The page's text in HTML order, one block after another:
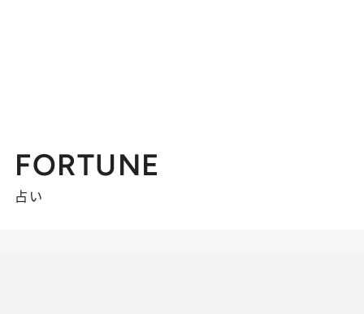
FORTUNE
占い